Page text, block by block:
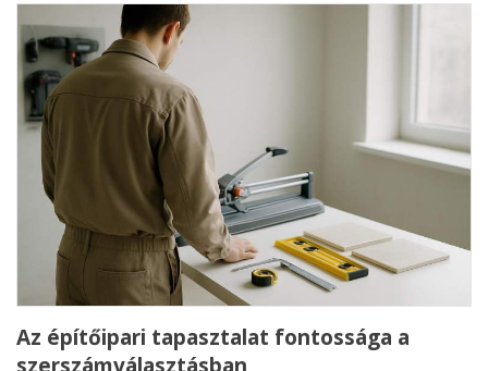
Az építőipari tapasztalat fontossága a
szerszámválasztásban